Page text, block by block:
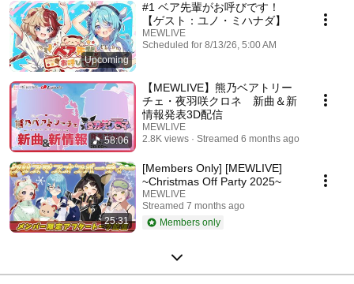
Upcoming
#1 ベア先輩がお呼びです！
【ゲスト：ユノ・ミハナダ】
MEWLIVE
Scheduled for 8/13/26, 5:00 AM
58:06
【MEWLIVE】熊乃ベアトリー
チェ・夜羽咲クロネ 新曲＆新
情報発表3D配信
MEWLIVE
2.8K views
Streamed 6 months ago
25:31
[Members Only] [MEWLIVE]
~Christmas Off Party 2025~
MEWLIVE
Streamed 7 months ago
Members only